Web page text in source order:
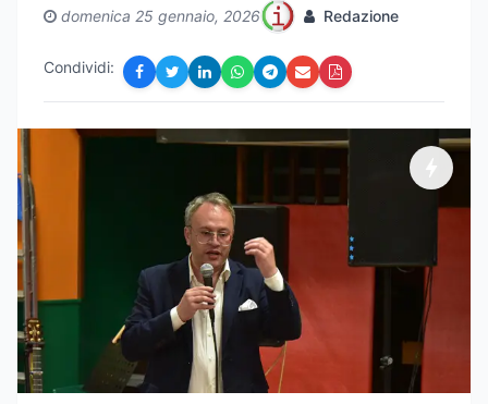
domenica 25 gennaio, 2026 Redazione
Condividi: